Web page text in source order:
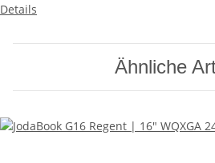
Details
Ähnliche